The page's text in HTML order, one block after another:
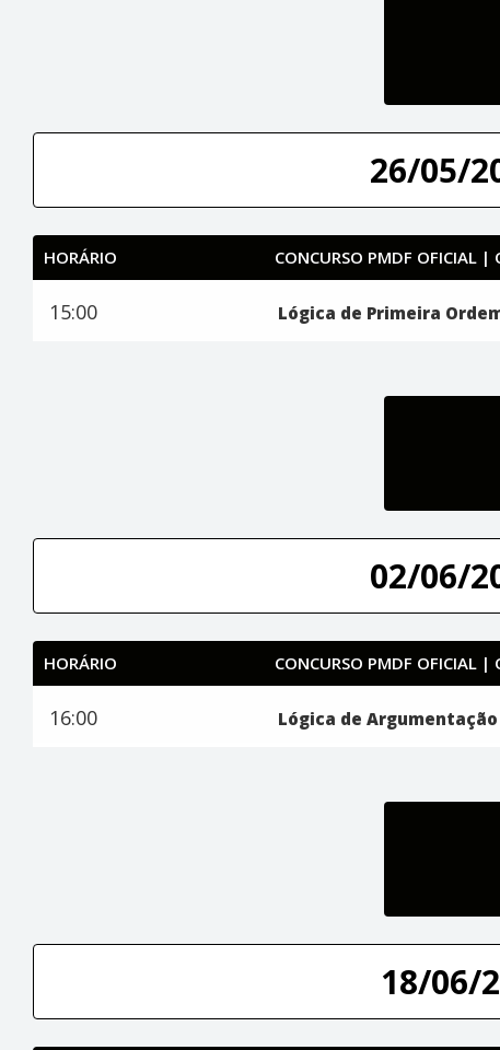
26/05/
HORÁRIO CONCURSO PMDF OFICIAL |
15:00 Lógica de Primeira
02/06/
HORÁRIO CONCURSO PMDF OFICIAL |
16:00 Lógica de Argumentação
18/06/